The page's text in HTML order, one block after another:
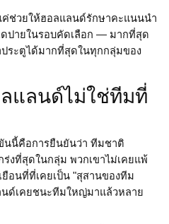
ช่วยให้ฮอลแลนด์รักษาคะแนนนำ
ดปายในรอบคัดเลือก — มากที่สุด
ระตูได้มากที่สุดในทุกกลุ่มของ
แลนด์ไม่ใช่ทีมที่
นนี้คือการยืนยันว่า ทีมชาติ
งที่สุดในกลุ่ม พวกเขาไม่เคยแพ้
ยือนที่ที่เคยเป็น "สุสานของทีม
นด์เคยชนะทีมใหญ่มาแล้วหลาย